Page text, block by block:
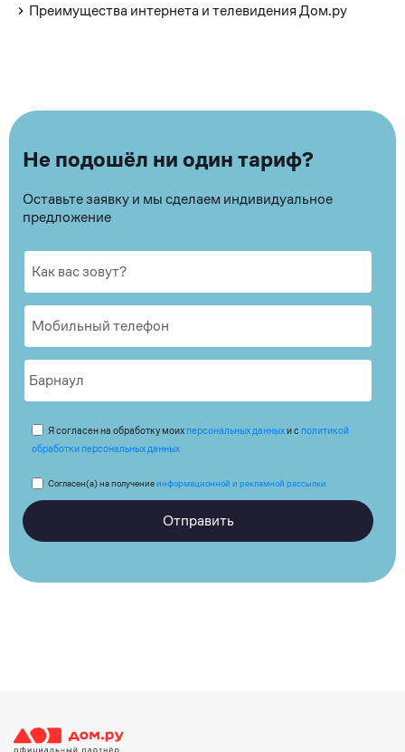
Преимущества интернета и телевидения Дом.ру
Не подошёл ни один тариф?
Оставьте заявку и мы сделаем индивидуальное
предложение
Я согласен на обработку моих персональных данныхи с политикой
обработки персональных данных
Согласен(а) на получениеинформационной и рекламной рассылки
Отправить